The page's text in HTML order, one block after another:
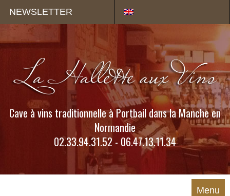
NEWSLETTER
Cave à vins traditionnelle à Portbail dans la Manche en
Normandie
02.33.94.31.52 - 06.47.13.11.34
Menu
Panneau de gestion des cookies